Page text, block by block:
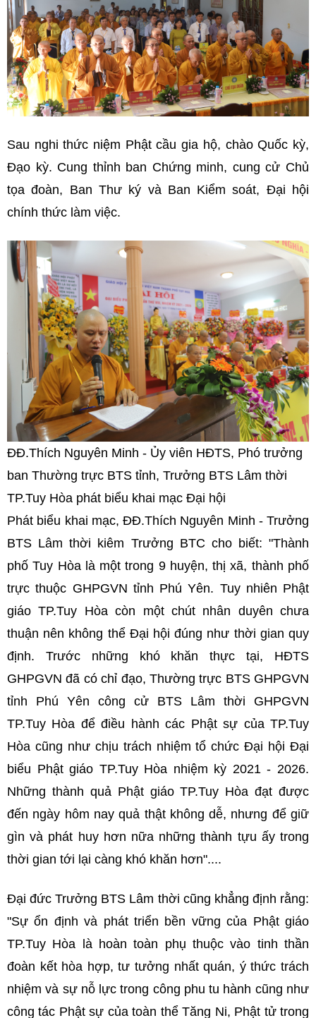
Sau nghi thức niệm Phật cầu gia hộ, chào Quốc kỳ,
Đạo kỳ. Cung thỉnh ban Chứng minh, cung cử Chủ
tọa đoàn, Ban Thư ký và Ban Kiểm soát, Đại hội
chính thức làm việc.
ĐĐ.Thích Nguyên Minh - Ủy viên HĐTS, Phó trưởng
ban Thường trực BTS tỉnh, Trưởng BTS Lâm thời
TP.Tuy Hòa phát biểu khai mạc Đại hội
Phát biểu khai mạc, ĐĐ.Thích Nguyên Minh - Trưởng
BTS Lâm thời kiêm Trưởng BTC cho biết: "Thành
phố Tuy Hòa là một trong 9 huyện, thị xã, thành phố
trực thuộc GHPGVN tỉnh Phú Yên. Tuy nhiên Phật
giáo TP.Tuy Hòa còn một chút nhân duyên chưa
thuận nên không thể Đại hội đúng như thời gian quy
định. Trước những khó khăn thực tại, HĐTS
GHPGVN đã có chỉ đạo, Thường trực BTS GHPGVN
tỉnh Phú Yên công cử BTS Lâm thời GHPGVN
TP.Tuy Hòa để điều hành các Phật sự của TP.Tuy
Hòa cũng như chịu trách nhiệm tổ chức Đại hội Đại
biểu Phật giáo TP.Tuy Hòa nhiệm kỳ 2021 - 2026.
Những thành quả Phật giáo TP.Tuy Hòa đạt được
đến ngày hôm nay quả thật không dễ, nhưng để giữ
gìn và phát huy hơn nữa những thành tựu ấy trong
thời gian tới lại càng khó khăn hơn"....
Đại đức Trưởng BTS Lâm thời cũng khẳng định rằng:
"Sự ổn định và phát triển bền vững của Phật giáo
TP.Tuy Hòa là hoàn toàn phụ thuộc vào tinh thần
đoàn kết hòa hợp, tư tưởng nhất quán, ý thức trách
nhiệm và sự nỗ lực trong công phu tu hành cũng như
công tác Phật sự của toàn thể Tăng Ni, Phật tử trong